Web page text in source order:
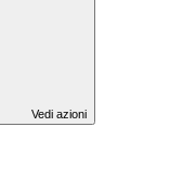
Vedi azioni